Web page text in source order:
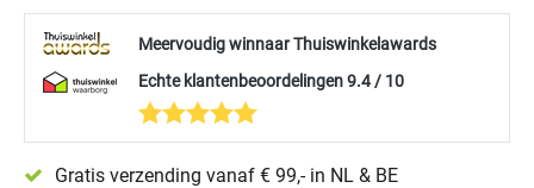
Meervoudig winnaar Thuiswinkelawards
Echte klantenbeoordelingen 9.4 / 10
Gratis verzending vanaf € 99,- in NL & BE